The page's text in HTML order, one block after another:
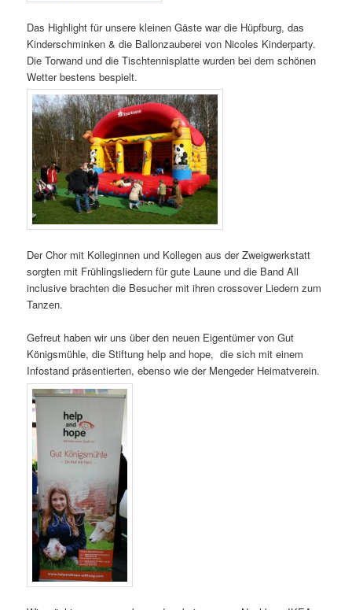
Das Highlight für unsere kleinen Gäste war die Hüpfburg, das
Kinderschminken & die Ballonzauberei von Nicoles Kinderparty.
Die Torwand und die Tischtennisplatte wurden bei dem schönen
Wetter bestens bespielt.
Der Chor mit Kolleginnen und Kollegen aus der Zweigwerkstatt
sorgten mit Frühlingsliedern für gute Laune und die Band All
inclusive brachten die Besucher mit ihren crossover Liedern zum
Tanzen.
Gefreut haben wir uns über den neuen Eigentümer von Gut
Königsmühle, die Stiftung help and hope, die sich mit einem
Infostand präsentierten, ebenso wie der Mengeder Heimatverein.